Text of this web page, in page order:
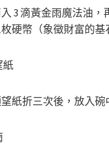
3 滴黃金雨魔法油，
硬幣（象徵財富的基
紙
紙折三次後，放入碗